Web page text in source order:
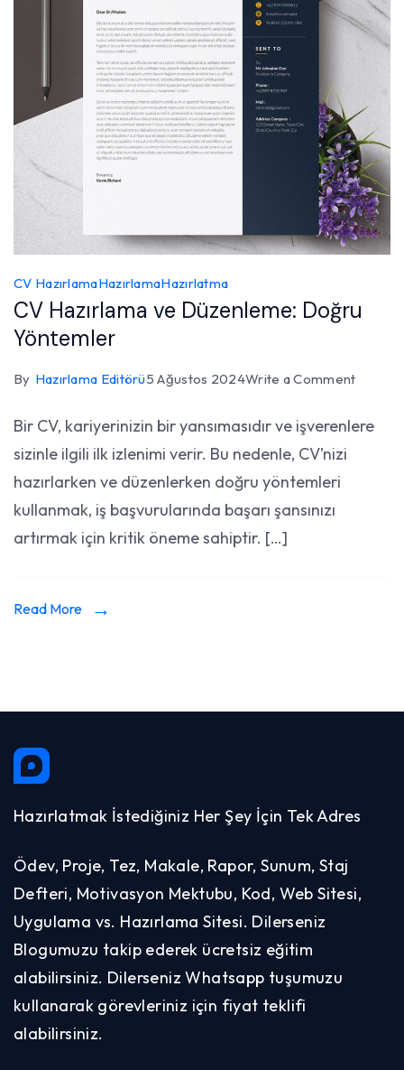
CV HazırlamaHazırlamaHazırlatma
CV Hazırlama ve Düzenleme: Doğru
Yöntemler
By Hazırlama Editörü5 Ağustos 2024Write a Commenton
Bir CV, kariyerinizin bir yansımasıdır ve işverenlere
sizinle ilgili ilk izlenimi verir. Bu nedenle, CV’nizi
hazırlarken ve düzenlerken doğru yöntemleri
kullanmak, iş başvurularında başarı şansınızı
artırmak için kritik öneme sahiptir. […]
Read More
Hazırlatmak İstediğiniz Her Şey İçin Tek Adres
Ödev, Proje, Tez, Makale, Rapor, Sunum, Staj
Defteri, Motivasyon Mektubu, Kod, Web Sitesi,
Uygulama vs. Hazırlama Sitesi. Dilerseniz
Blogumuzu takip ederek ücretsiz eğitim
alabilirsiniz. Dilerseniz Whatsapp tuşumuzu
kullanarak görevleriniz için fiyat teklifi
alabilirsiniz.